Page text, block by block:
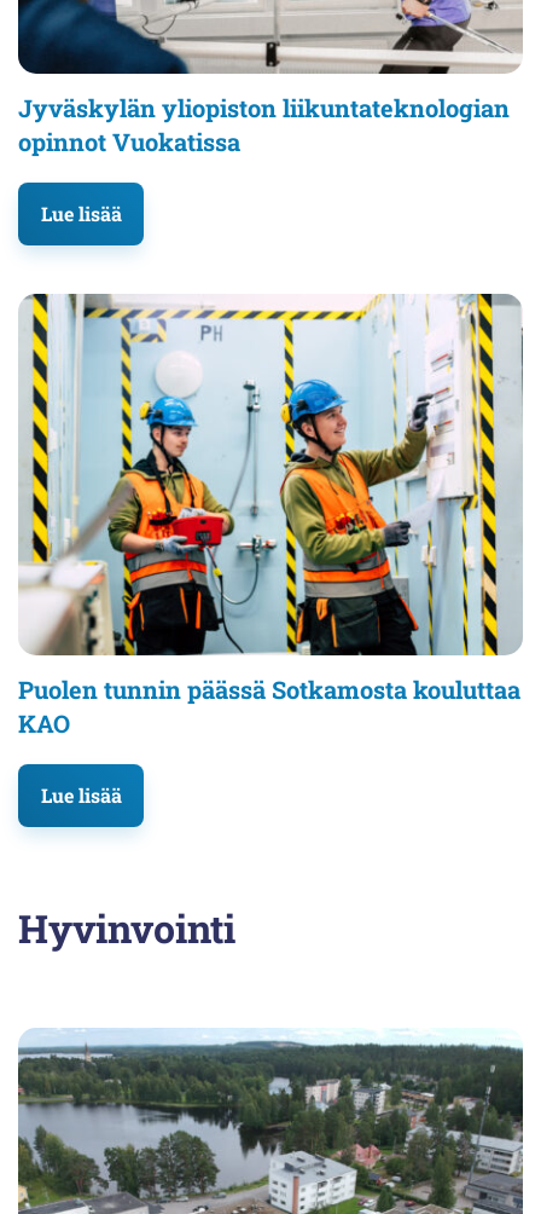
Jyväskylän yliopiston liikuntateknologian
opinnot Vuokatissa
Lue lisää
Puolen tunnin päässä Sotkamosta kouluttaa
KAO
Lue lisää
Hyvinvointi